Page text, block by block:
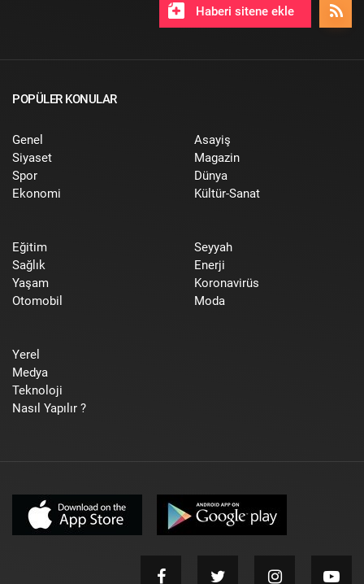
Haberi sitene ekle
POPÜLER KONULAR
Genel
Siyaset
Spor
Ekonomi
Asayiş
Magazin
Dünya
Kültür-Sanat
Eğitim
Sağlık
Yaşam
Otomobil
Seyyah
Enerji
Koronavirüs
Moda
Yerel
Medya
Teknoloji
Nasıl Yapılır ?